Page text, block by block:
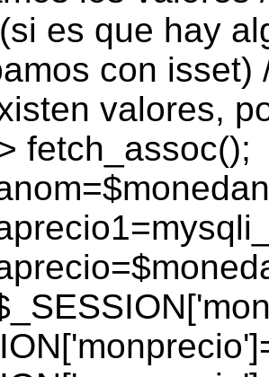
es que hay
con
valores,
fetch_assoc();